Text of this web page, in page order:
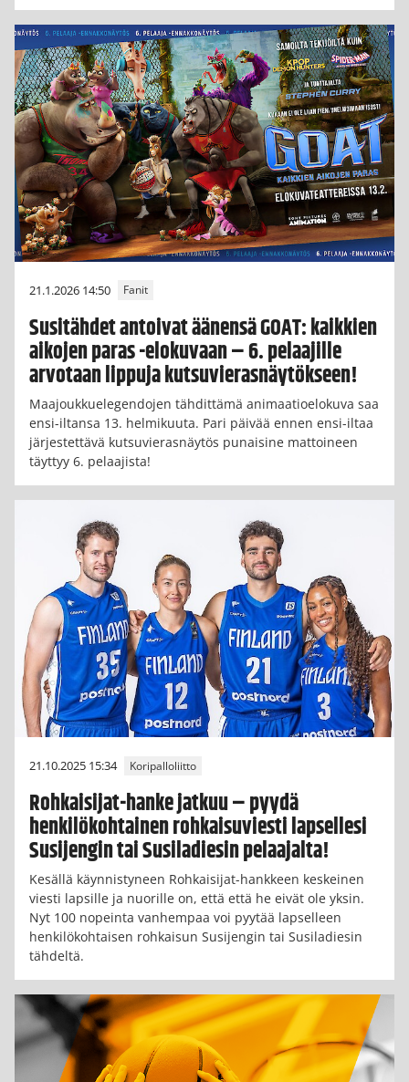
21.1.2026 14:50 Fanit
Susitähdet antoivat äänensä GOAT: kaikkien
aikojen paras -elokuvaan – 6. pelaajille
arvotaan lippuja kutsuvierasnäytökseen!
Maajoukkuelegendojen tähdittämä animaatioelokuva saa
ensi-iltansa 13. helmikuuta. Pari päivää ennen ensi-iltaa
järjestettävä kutsuvierasnäytös punaisine mattoineen
täyttyy 6. pelaajista!
21.10.2025 15:34 Koripalloliitto
Rohkaisijat-hanke jatkuu – pyydä
henkilökohtainen rohkaisuviesti lapsellesi
Susijengin tai Susiladiesin pelaajalta!
Kesällä käynnistyneen Rohkaisijat-hankkeen keskeinen
viesti lapsille ja nuorille on, että että he eivät ole yksin.
Nyt 100 nopeinta vanhempaa voi pyytää lapselleen
henkilökohtaisen rohkaisun Susijengin tai Susiladiesin
tähdeltä.